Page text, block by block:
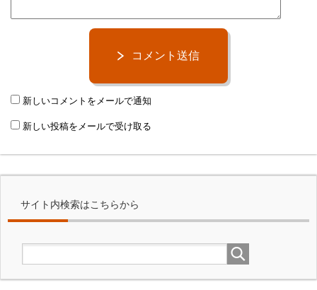
コメント送信
新しいコメントをメールで通知
新しい投稿をメールで受け取る
サイト内検索はこちらから